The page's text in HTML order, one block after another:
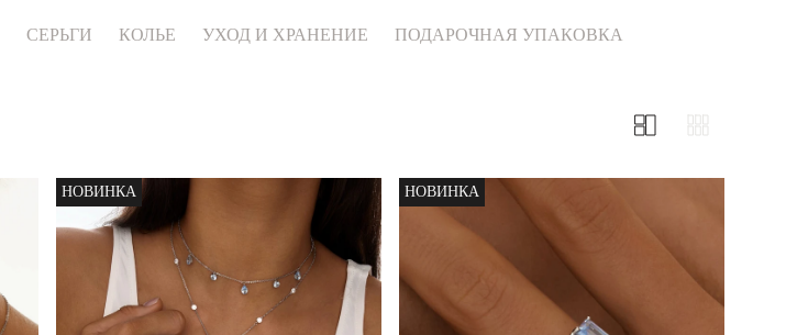
СЕРЬГИ КОЛЬЕ УХОД И ХРАНЕНИЕ ПОДАРОЧНАЯ УПАКОВКА
НОВИНКА НОВИНКА